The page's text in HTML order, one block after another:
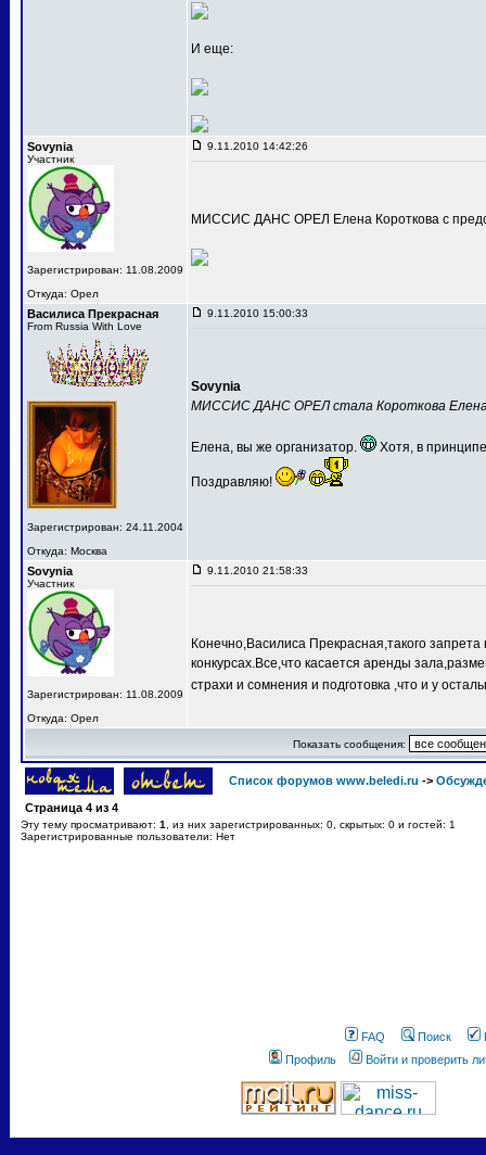
И еще:
Sovynia
Участник
Зарегистрирован: 11.08.2009
Откуда: Орел
9.11.2010 14:42:26
МИССИС ДАНС ОРЕЛ Елена Короткова с
Василиса Прекрасная
From Russia With Love
Зарегистрирован: 24.11.2004
Откуда: Москва
9.11.2010 15:00:33
Sovynia
МИССИС ДАНС ОРЕЛ стала Короткова
Елена, вы же организатор. Хотя, в
Поздравляю!
Sovynia
Участник
Зарегистрирован: 11.08.2009
Откуда: Орел
9.11.2010 21:58:33
Конечно,Василиса Прекрасная,такого
конкурсах.Все,что касается аренды
страхи и сомнения и подготовка ,что и у
Показать сообщения:
Список форумов www.beledi.ru ->
Страница 4 из 4
Эту тему просматривают: 1
, из них зарегистрированных: 0, скрытых: 0 и гостей: 1
Зарегистрированные пользователи: Нет
FAQ Поиск
Профиль
Войти и проверить